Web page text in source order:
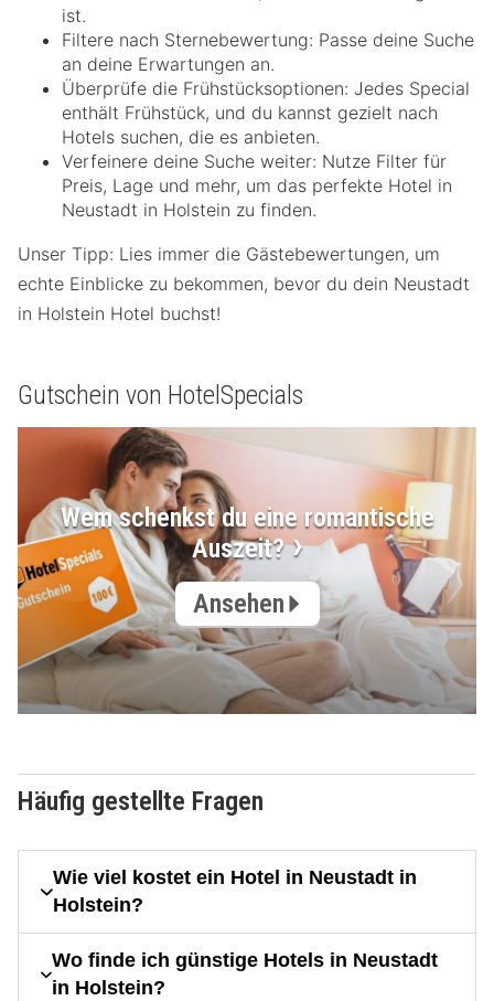
ist.
Filtere nach Sternebewertung: Passe deine Suche
an deine Erwartungen an.
Überprüfe die Frühstücksoptionen: Jedes Special
enthält Frühstück, und du kannst gezielt nach
Hotels suchen, die es anbieten.
Verfeinere deine Suche weiter: Nutze Filter für
Preis, Lage und mehr, um das perfekte Hotel in
Neustadt in Holstein zu finden.
Unser Tipp: Lies immer die Gästebewertungen, um
echte Einblicke zu bekommen, bevor du dein Neustadt
in Holstein Hotel buchst!
Gutschein von HotelSpecials
Wem schenkst du eine romantische
Auszeit?
Ansehen
Häufig gestellte Fragen
Wie viel kostet ein Hotel in Neustadt in
Holstein?
Wo finde ich günstige Hotels in Neustadt
in Holstein?